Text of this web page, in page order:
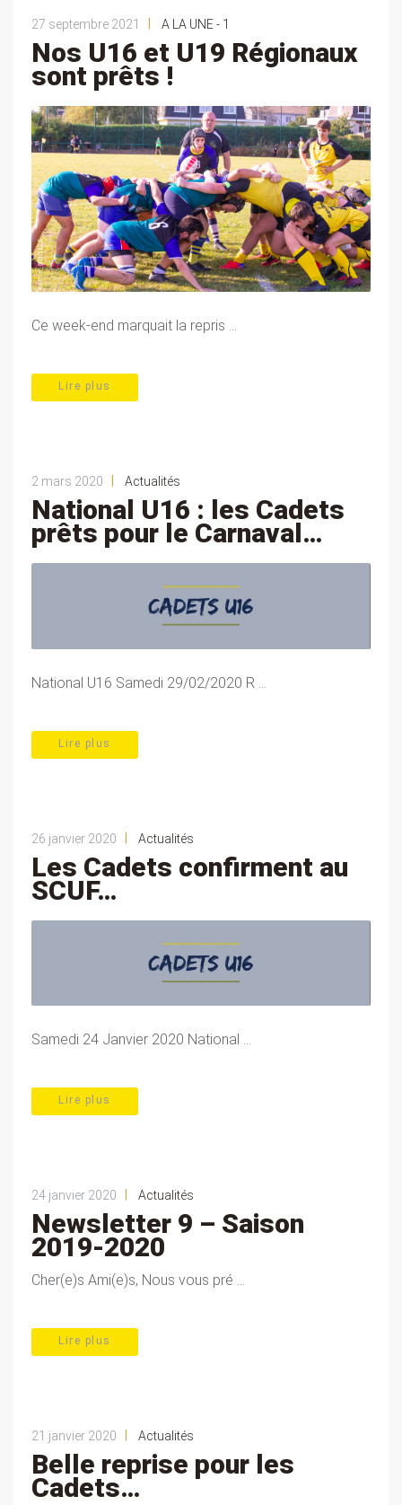
27 septembre 2021 | A LA UNE - 1
Nos U16 et U19 Régionaux
sont prêts !
Ce week-end marquait la repris ...
Lire plus
2 mars 2020 Actualités
National U16 : les Cadets
prêts pour le Carnaval…
National U16 Samedi 29/02/2020 R ...
Lire plus
26 janvier 2020 | Actualités
Les Cadets confirment au
SCUF…
Samedi 24 Janvier 2020 National ...
Lire plus
24 janvier 2020 Actualités
Newsletter 9 – Saison
2019-2020
Cher(e)s Ami(e)s, Nous vous pré ...
Lire plus
21 janvier 2020 Actualités
Belle reprise pour les
Cadets…